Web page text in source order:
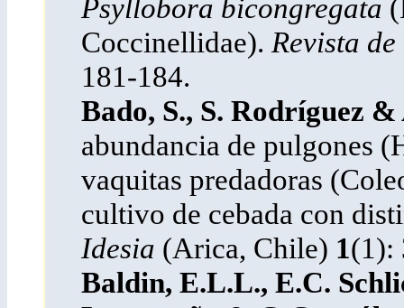
Psyllobora bicongregata
Coccinellidae). Revista
181-184.
Bado, S., S. Rodríguez
abundancia de pulgones
vaquitas predadoras
cultivo de cebada con
Idesia (Arica, Chile) 1(1):
Baldin, E.L.L., E.C.